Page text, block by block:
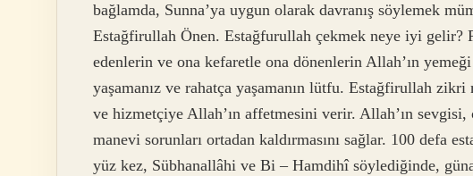
bağlamda, Sunna’ya uygun olarak davranış söylemek
Estağfirullah Önen. Estağfurullah çekmek neye iyi gelir?
edenlerin ve ona kefaretle ona dönenlerin Allah’ın
yaşamanız ve rahatça yaşamanın lütfu. Estağfirullah
ve hizmetçiye Allah’ın affetmesini verir. Allah’ın
manevi sorunları ortadan kaldırmasını sağlar. 100 defa
yüz kez, Sübhanallâhi ve Bi – Hamdihî söylediğinde,